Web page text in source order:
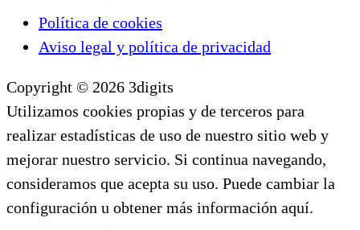
Política de cookies
Aviso legal y política de privacidad
Copyright © 2026 3digits
Utilizamos cookies propias y de terceros para
realizar estadísticas de uso de nuestro sitio web y
mejorar nuestro servicio. Si continua navegando,
consideramos que acepta su uso. Puede cambiar la
configuración u obtener más información aquí.